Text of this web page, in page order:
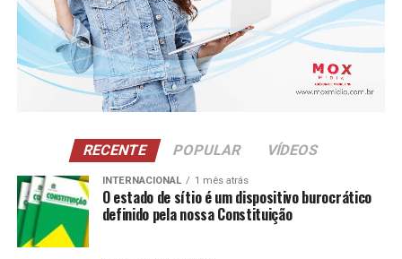
“O V8 não é sobre presença, é sobre transformação. É
sobre acesso, mentalidade e evolução real”, afirma.
RECENTE POPULAR VÍDEOS
INTERNACIONAL 1 mês atrás
O estado de sítio é um dispositivo burocrático
definido pela nossa Constituição